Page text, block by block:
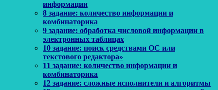
информации
8 задание: количество информации и
комбинаторика
9 задание: обработка числовой информации в
электронных таблицах
10 задание: поиск средствами ОС или
текстового редактора»
11 задание: количество информации и
комбинаторика
12 задание: сложные исполнители и алгоритмы